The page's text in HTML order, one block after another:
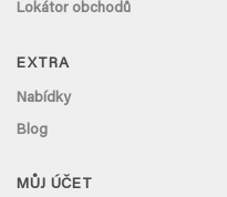
Lokátor obchodů
EXTRA
Nabídky
Blog
MŮJ ÚČET